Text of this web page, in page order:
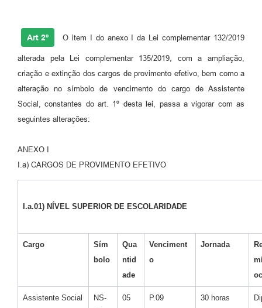
Art 2º O item I do anexo I da Lei complementar 132/2019
alterada pela Lei complementar 135/2019, com a ampliação,
criação e extinção dos cargos de provimento efetivo, bem como a
alteração no símbolo de vencimento do cargo de Assistente
Social, constantes do art. 1º desta lei, passa a vigorar com as
seguintes alterações:
ANEXO I
I.a) CARGOS DE PROVIMENTO EFETIVO
I.a.01) NÍVEL SUPERIOR DE ESCOLARIDADE
Cargo
Sím
bolo
Qua
ntid
ade
Venciment
o
Jornada
Assistente Social
NS-
05 P.09 30 horas